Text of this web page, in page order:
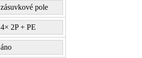
zásuvkové pole
4× 2P + PE
áno